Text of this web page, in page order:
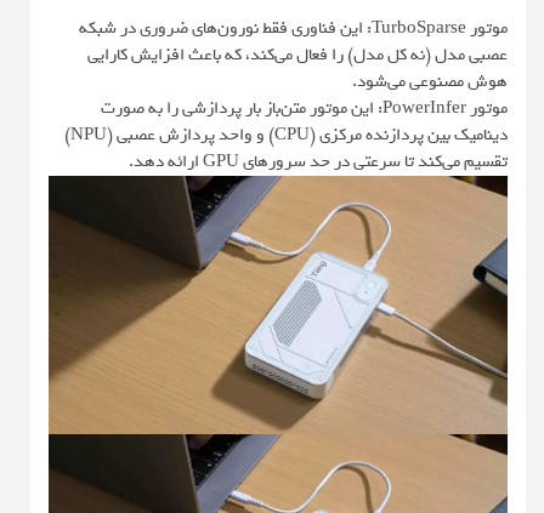
موتور TurboSparse: این فناوری فقط نورون‌های ضروری در شبکه
عصبی مدل (نه کل مدل) را فعال می‌کند، که باعث افزایش کارایی
هوش مصنوعی می‌شود.
موتور PowerInfer: این موتور متن‌باز بار پردازشی را به صورت
دینامیک بین پردازنده مرکزی (CPU) و واحد پردازش عصبی (NPU)
تقسیم می‌کند تا سرعتی در حد سرورهای GPU ارائه دهد.